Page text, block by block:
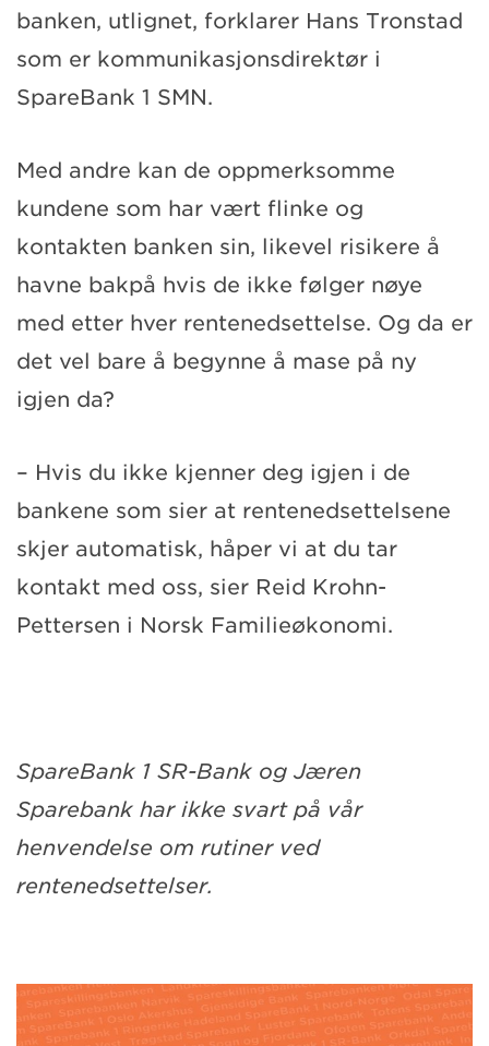
banken, utlignet, forklarer Hans Tronstad
som er kommunikasjonsdirektør i
SpareBank 1 SMN.
Med andre kan de oppmerksomme
kundene som har vært flinke og
kontakten banken sin, likevel risikere å
havne bakpå hvis de ikke følger nøye
med etter hver rentenedsettelse. Og da er
det vel bare å begynne å mase på ny
igjen da?
– Hvis du ikke kjenner deg igjen i de
bankene som sier at rentenedsettelsene
skjer automatisk, håper vi at du tar
kontakt med oss, sier Reid Krohn-
Pettersen i Norsk Familieøkonomi.
SpareBank 1 SR-Bank og Jæren
Sparebank har ikke svart på vår
henvendelse om rutiner ved
rentenedsettelser.